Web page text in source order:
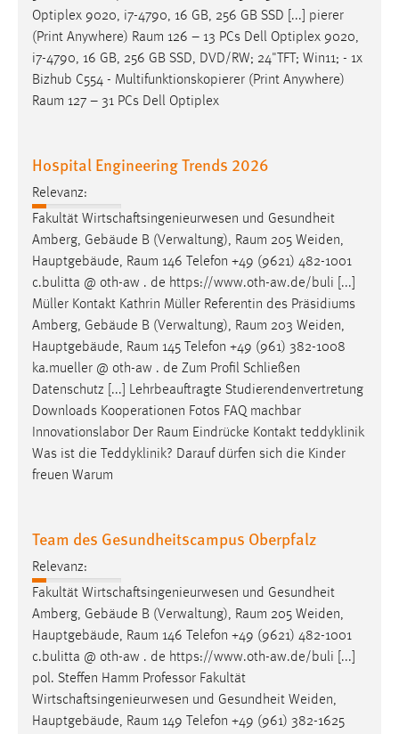
Optiplex 9020, i7-4790, 16 GB, 256 GB SSD [...] pierer
(Print Anywhere) Raum 126 – 13 PCs Dell Optiplex 9020,
i7-4790, 16 GB, 256 GB SSD, DVD/RW; 24"TFT; Win11; - 1x
Bizhub C554 - Multifunktionskopierer (Print Anywhere)
Raum 127 – 31 PCs Dell Optiplex
Hospital Engineering Trends 2026
Relevanz:
Fakultät Wirtschaftsingenieurwesen und Gesundheit
Amberg, Gebäude B (Verwaltung), Raum 205 Weiden,
Hauptgebäude, Raum 146 Telefon +49 (9621) 482-1001
c.bulitta @ oth-aw . de https://www.oth-aw.de/buli [...]
Müller Kontakt Kathrin Müller Referentin des Präsidiums
Amberg, Gebäude B (Verwaltung), Raum 203 Weiden,
Hauptgebäude, Raum 145 Telefon +49 (961) 382-1008
ka.mueller @ oth-aw . de Zum Profil Schließen
Datenschutz [...] Lehrbeauftragte Studierendenvertretung
Downloads Kooperationen Fotos FAQ machbar
Innovationslabor Der Raum Eindrücke Kontakt teddyklinik
Was ist die Teddyklinik? Darauf dürfen sich die Kinder
freuen Warum
Team des Gesundheitscampus Oberpfalz
Relevanz:
Fakultät Wirtschaftsingenieurwesen und Gesundheit
Amberg, Gebäude B (Verwaltung), Raum 205 Weiden,
Hauptgebäude, Raum 146 Telefon +49 (9621) 482-1001
c.bulitta @ oth-aw . de https://www.oth-aw.de/buli [...]
pol. Steffen Hamm Professor Fakultät
Wirtschaftsingenieurwesen und Gesundheit Weiden,
Hauptgebäude, Raum 149 Telefon +49 (961) 382-1625